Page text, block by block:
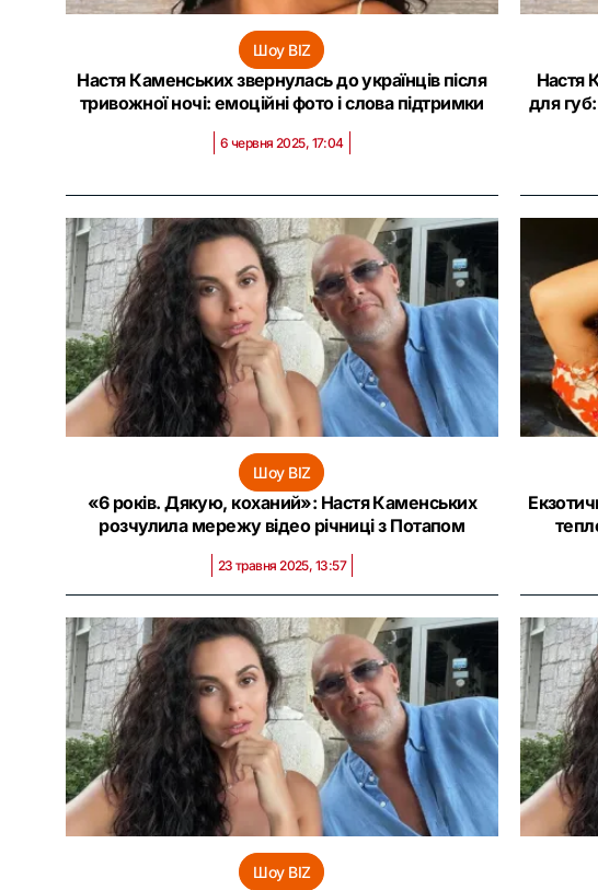
Шоу BIZ
Настя Каменських звернулась до українців після
тривожної ночі: емоційні фото і слова підтримки
6 червня 2025, 17:04
Настя
для губ:
Шоу BIZ
«6 років. Дякую, коханий»: Настя Каменських
розчулила мережу відео річниці з Потапом
23 травня 2025, 13:57
Шоу BIZ